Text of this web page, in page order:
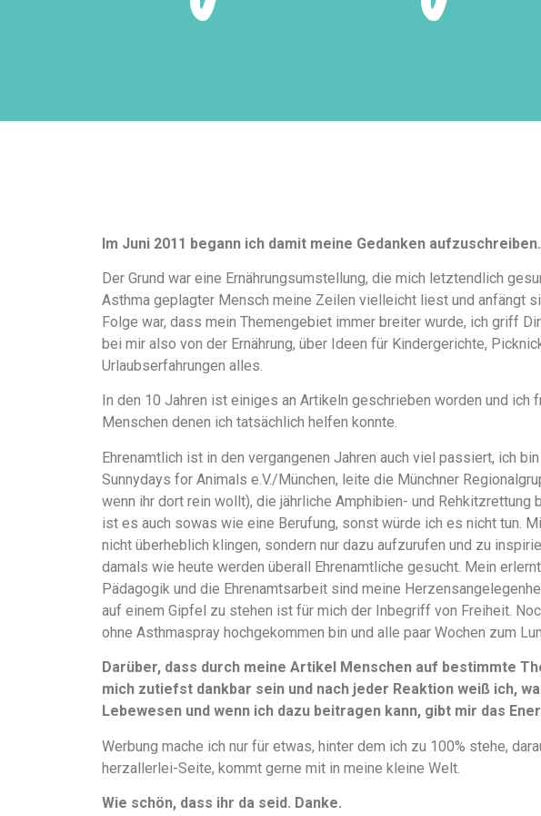
Im Juni 2011 begann ich damit meine Gedanken aufzuschreiben.
Der Grund war eine Ernährungsumstellung, die mich letztendlich
Asthma geplagter Mensch meine Zeilen vielleicht liest und anfängt
Folge war, dass mein Themengebiet immer breiter wurde, ich griff
bei mir also von der Ernährung, über Ideen für Kindergerichte,
Urlaubserfahrungen alles.
In den 10 Jahren ist einiges an Artikeln geschrieben worden und
Menschen denen ich tatsächlich helfen konnte.
Ehrenamtlich ist in den vergangenen Jahren auch viel passiert, ich
Sunnydays for Animals e.V./München, leite die Münchner
wenn ihr dort rein wollt), die jährliche Amphibien- und
ist es auch sowas wie eine Berufung, sonst würde ich es nicht tun.
nicht überheblich klingen, sondern nur dazu aufzurufen und zu
damals wie heute werden überall Ehrenamtliche gesucht. Mein
Pädagogik und die Ehrenamtsarbeit sind meine
auf einem Gipfel zu stehen ist für mich der Inbegriff von Freiheit.
ohne Asthmaspray hochgekommen bin und alle paar Wochen zum
Darüber, dass durch meine Artikel Menschen auf bestimmte
mich zutiefst dankbar sein und nach jeder Reaktion weiß ich,
Lebewesen und wenn ich dazu beitragen kann, gibt mir das
Werbung mache ich nur für etwas, hinter dem ich zu 100% stehe,
herzallerlei-Seite, kommt gerne mit in meine kleine Welt.
Wie schön, dass ihr da seid. Danke.